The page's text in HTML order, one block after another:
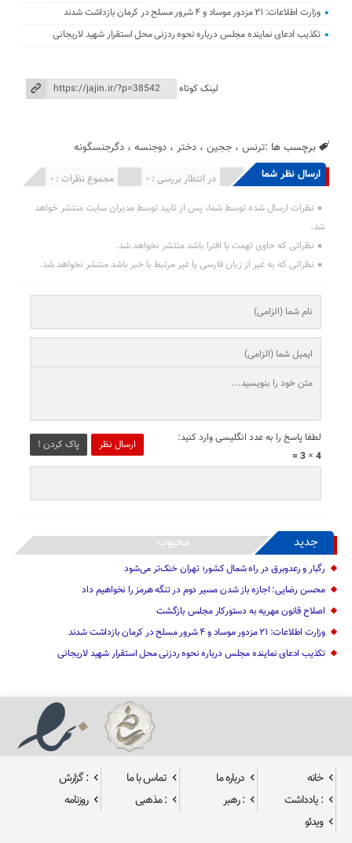
وزارت اطلاعات: ۲۱ مزدور موساد و ۴ شرور مسلح در کرمان بازداشت شدند
تکذیب ادعای نماینده مجلس درباره نحوه ردزنی محل استقرار شهید لاریجانی
لینک کوتاه
برچسب ها :ترنس ،ججین ،دختر ،دوجنسه ،دگرجنسگونه
ارسال نظر شما مجموع نظرات : 0 در انتظار بررسی : 0 انتشار یافته : 0
نظرات ارسال شده توسط شما، پس از تایید توسط مدیران سایت منتشر خواهد
شد.
نظراتی که حاوی تهمت یا افترا باشد منتشر نخواهد شد.
نظراتی که به غیر از زبان فارسی یا غیر مرتبط با خبر باشد منتشر نخواهد شد.
ارسال نظر پاک کردن !
لطفا پاسخ را به عدد انگلیسی وارد کنید:
4 × 3 =
جدید محبوب
رگبار و رعدوبرق در راه شمال کشور؛ تهران خنک‌تر می‌شود
محسن رضایی: اجازه باز شدن مسیر دوم در تنگه هرمز را نخواهیم داد
اصلاح قانون مهریه به دستورکار مجلس بازگشت
وزارت اطلاعات: ۲۱ مزدور موساد و ۴ شرور مسلح در کرمان بازداشت شدند
تکذیب ادعای نماینده مجلس درباره نحوه ردزنی محل استقرار شهید لاریجانی
خانه درباره ما تماس با ما
: گزارش
: یادداشت
: رهبر : مذهبی
روزنامه
ویدئو